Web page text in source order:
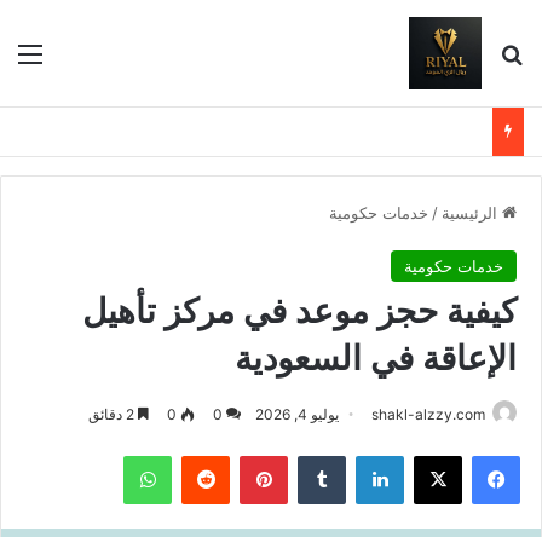
بحث عن
الرئيسية / خدمات حكومية
خدمات حكومية
كيفية حجز موعد في مركز تأهيل
الإعاقة في السعودية
shakl-alzzy.com يوليو 4, 2026 0
0
فيسبوك X لينكدإن بينتيريست واتساب